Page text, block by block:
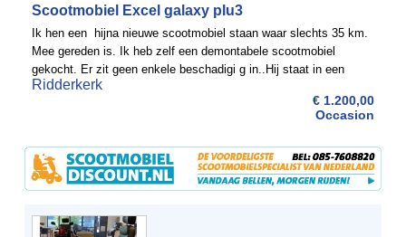
Scootmobiel Excel galaxy plu3
Ik hen een hijna nieuwe scootmobiel staan waar slechts 35 km.
Mee gereden is. Ik heb zelf een demontabele scootmobiel
gekocht. Er zit geen enkele beschadigi g in..Hij staat in een
beschermde ruimte
Ridderkerk
€ 1.200,00
Occasion